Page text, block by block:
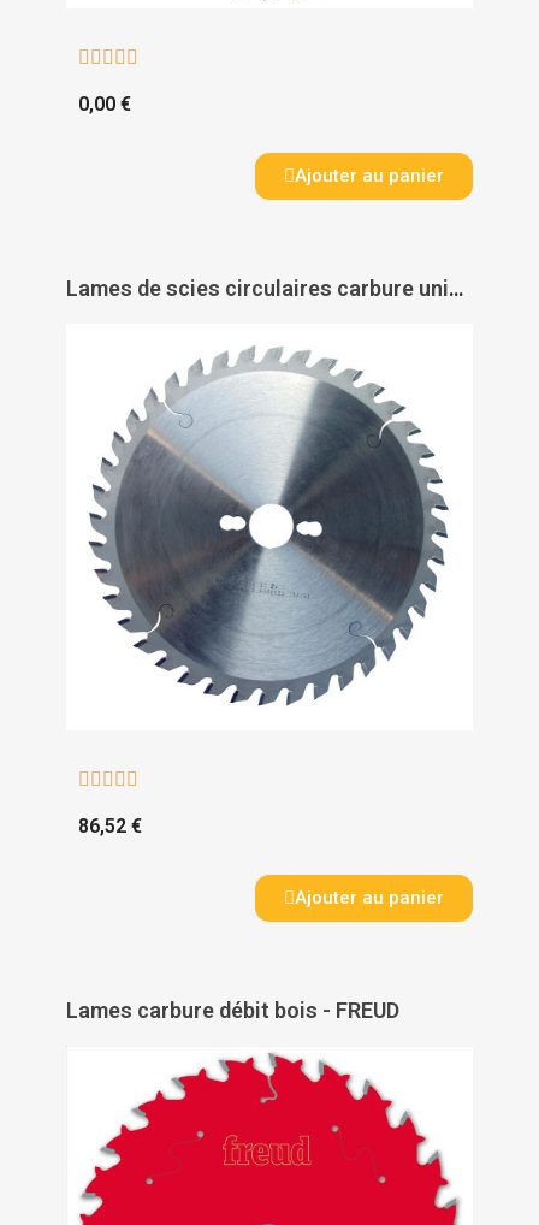
    
0,00 €
Ajouter au panier
Lames de scies circulaires carbure universelle - LEMAN
    
86,52 €
Ajouter au panier
Lames carbure débit bois - FREUD